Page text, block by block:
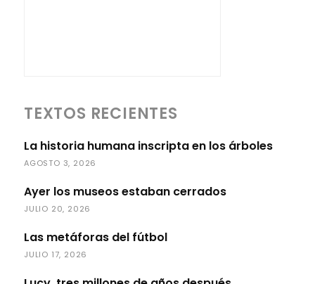
TEXTOS RECIENTES
La historia humana inscripta en los árboles
AGOSTO 3, 2026
Ayer los museos estaban cerrados
JULIO 20, 2026
Las metáforas del fútbol
JULIO 17, 2026